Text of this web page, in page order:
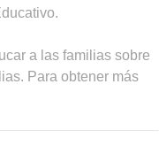
a las familias sobre
Para obtener más